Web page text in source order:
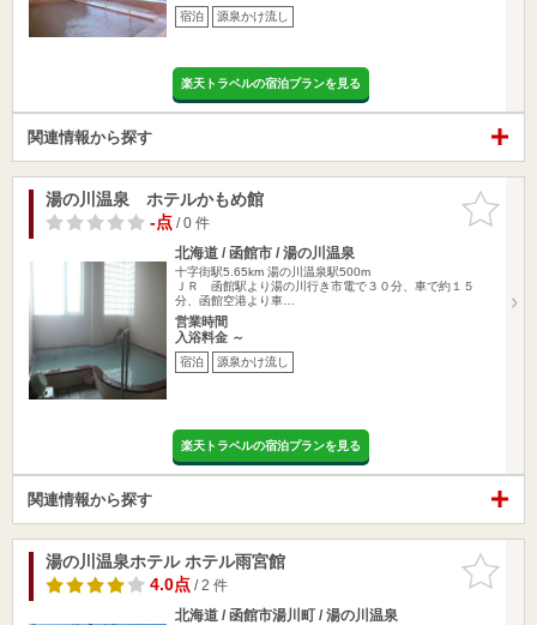
宿泊 源泉かけ流し
楽天トラベルの宿泊プランを見る
関連情報から探す
お気に入
りに追加
湯の川温泉 ホテルかもめ館
-点/ 0 件
北海道 / 函館市 / 湯の川温泉
十字街駅5.65km 湯の川温泉駅500m
ＪＲ 函館駅より湯の川行き市電で３０分、車で約１５
分、函館空港より車…
営業時間
入浴料金 ～
宿泊 源泉かけ流し
楽天トラベルの宿泊プランを見る
関連情報から探す
お気に入
りに追加
湯の川温泉ホテル ホテル雨宮館
4.0点/ 2 件
北海道 / 函館市湯川町 / 湯の川温泉